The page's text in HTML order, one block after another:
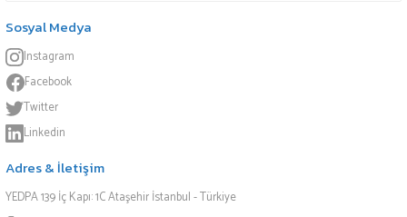
Sosyal Medya
Instagram
Facebook
Twitter
Linkedin
Adres & İletişim
YEDPA 139 İç Kapı: 1C Ataşehir İstanbul - Türkiye